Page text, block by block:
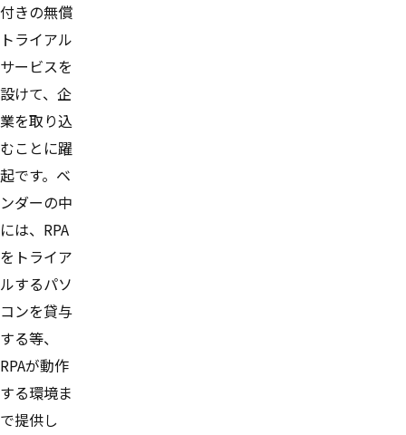
付きの無償
トライアル
サービスを
設けて、企
業を取り込
むことに躍
起です。ベ
ンダーの中
には、RPA
をトライア
ルするパソ
コンを貸与
する等、
RPAが動作
する環境ま
で提供し